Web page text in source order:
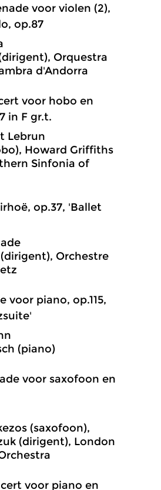
voor violen (2),
op.87
Orquestra
d'Andorra
voor hobo en
in F gr.t.
Lebrun
Howard Griffiths
Sinfonia of
op.37, 'Ballet
Orchestre
voor piano, op.115,
(piano)
voor saxofoon en
(saxofoon),
(dirigent), London
voor piano en